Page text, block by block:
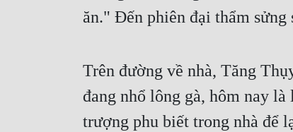
ăn." Đến phiên đại thẩm
Trên đường về nhà, Tăng
đang nhổ lông gà, hôm nay
trượng phu biết trong nhà để